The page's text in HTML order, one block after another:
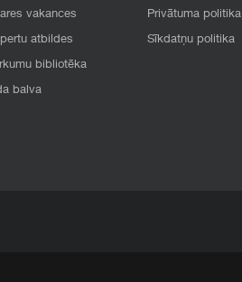
vakances
atbildes
bibliotēka
balva
Privātuma politika
Sīkdatņu politika